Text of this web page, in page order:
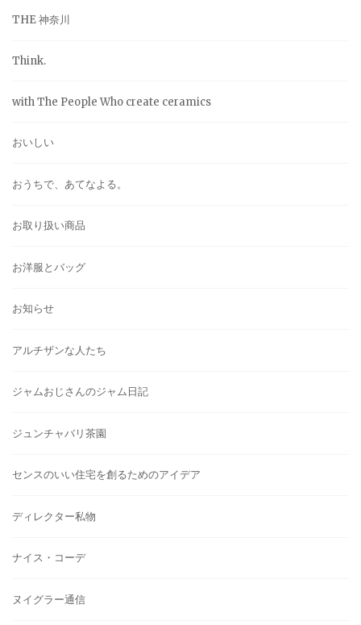
THE 神奈川
Think.
with The People Who create ceramics
おいしい
おうちで、あてなよる。
お取り扱い商品
お洋服とバッグ
お知らせ
アルチザンな人たち
ジャムおじさんのジャム日記
ジュンチャバリ茶園
センスのいい住宅を創るためのアイデア
ディレクター私物
ナイス・コーデ
ヌイグラー通信